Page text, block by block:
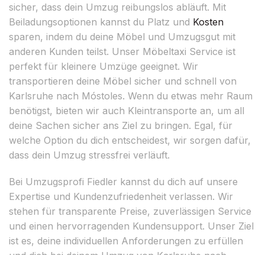
sicher, dass dein Umzug reibungslos abläuft. Mit
Beiladungsoptionen kannst du Platz und Kosten
sparen, indem du deine Möbel und Umzugsgut mit
anderen Kunden teilst. Unser Möbeltaxi Service ist
perfekt für kleinere Umzüge geeignet. Wir
transportieren deine Möbel sicher und schnell von
Karlsruhe nach Móstoles. Wenn du etwas mehr Raum
benötigst, bieten wir auch Kleintransporte an, um all
deine Sachen sicher ans Ziel zu bringen. Egal, für
welche Option du dich entscheidest, wir sorgen dafür,
dass dein Umzug stressfrei verläuft.
Bei Umzugsprofi Fiedler kannst du dich auf unsere
Expertise und Kundenzufriedenheit verlassen. Wir
stehen für transparente Preise, zuverlässigen Service
und einen hervorragenden Kundensupport. Unser Ziel
ist es, deine individuellen Anforderungen zu erfüllen